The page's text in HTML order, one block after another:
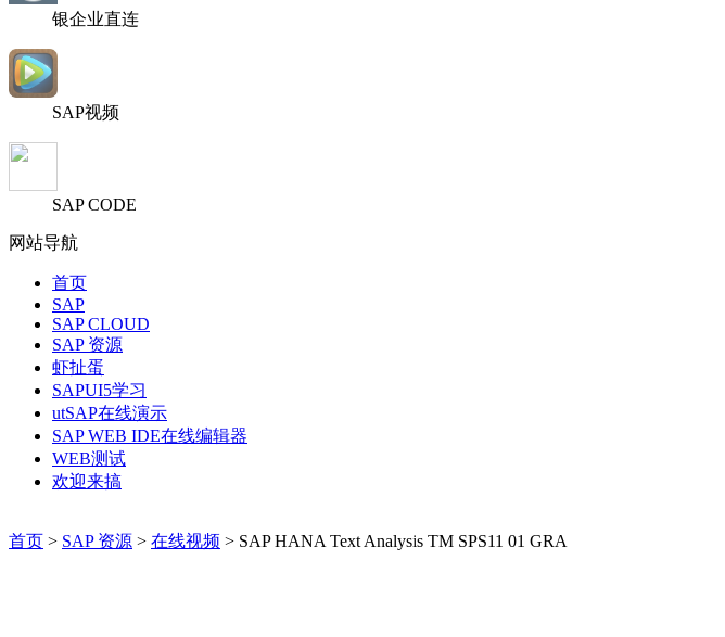
银企业直连
SAP视频
SAP CODE
网站导航
首页
SAP
SAP CLOUD
SAP 资源
虾扯蛋
SAPUI5学习
utSAP在线演示
SAP WEB IDE在线编辑器
WEB测试
欢迎来搞
首页 > SAP 资源 > 在线视频 > SAP HANA Text Analysis TM SPS11 01 GRA